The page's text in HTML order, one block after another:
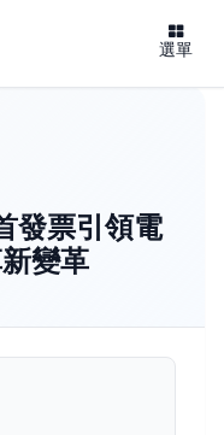
選單
發票引領電
變革